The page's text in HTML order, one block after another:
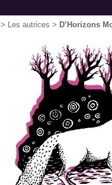
> Les autrices > D’Horizons